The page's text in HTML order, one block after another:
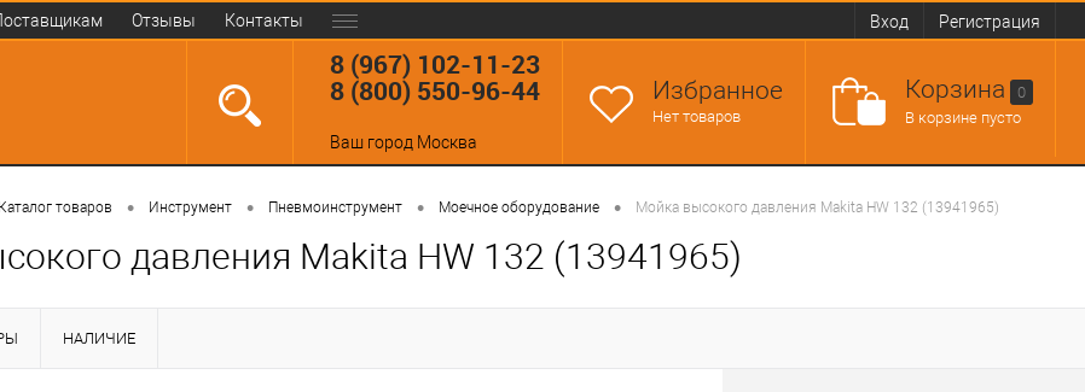
Отзывы Контакты Вход Регистрация
8 (967) 102-11-23
8 (800) 550-96-44
Ваш город Москва
Избранное
Нет товаров
Корзина
0
В корзине пусто
Каталог товаров • Инструмент • Пневмоинструмент • Моечное оборудование • Мойка высокого давления Makita HW 132 (13941965)
давления Makita HW 132 (13941965)
НАЛИЧИЕ